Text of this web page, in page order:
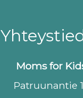
Moms for
Patruunantie